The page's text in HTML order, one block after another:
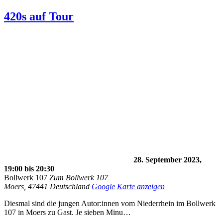
420s auf Tour
28. September 2023,
19:00 bis 20:30
Bollwerk 107 Zum Bollwerk 107
Moers 47441 Deutschland Google Karte anzeigen
Diesmal sind die jungen Autor:innen vom Niederrhein im Bollwerk
107 in Moers zu Gast. Je sieben Minu…